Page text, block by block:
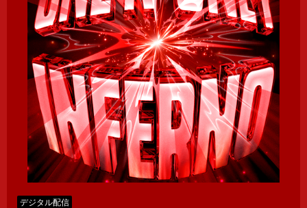
デジタル配信